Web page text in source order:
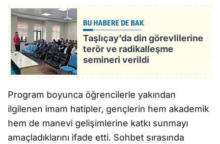
BU HABERE DE BAK
Taşlıçay’da din görevlilerine
terör ve radikalleşme
semineri verildi
Program boyunca öğrencilerle yakından
ilgilenen imam hatipler, gençlerin hem akademik
hem de manevi gelişimlerine katkı sunmayı
amaçladıklarını ifade etti. Sohbet sırasında